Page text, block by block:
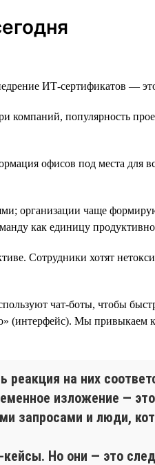
ИТ-сертификатов —
компаний, популярность
офисов под места для
организации чаще
как единицу
Сотрудники хотят
чат-боты, чтобы
Мы привыкаем
на них
изложение —
запросами и люди,
Но они — это